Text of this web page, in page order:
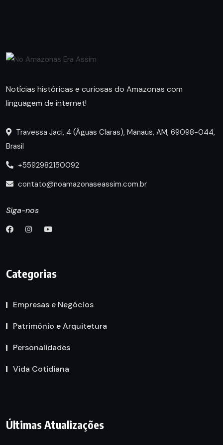
Notícias históricas e curiosas do Amazonas com
linguagem de internet!
Travessa Jaci, 4 (Águas Claras), Manaus, AM, 69098-044,
Brasil
+5592982150092
contato@noamazonaseassim.com.br
Siga-nos
Categorias
Empresas e Negócios
Patrimônio e Arquitetura
Personalidades
Vida Cotidiana
Últimas Atualizações